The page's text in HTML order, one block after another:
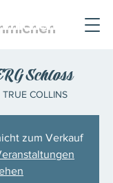
Schloss
TRUE COLLINS
zum Verkauf